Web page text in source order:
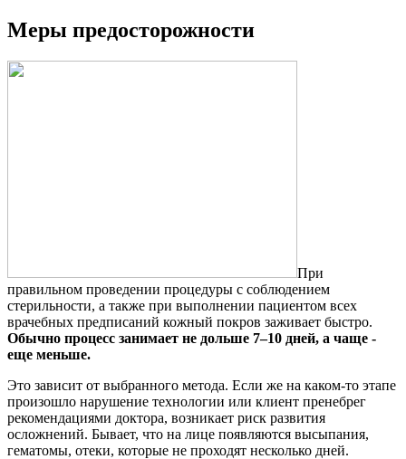
Меры предосторожности
При
правильном проведении процедуры с соблюдением
стерильности, а также при выполнении пациентом всех
врачебных предписаний кожный покров заживает быстро.
Обычно процесс занимает не дольше 7–10 дней, а чаще -
еще меньше.
Это зависит от выбранного метода. Если же на каком-то этапе
произошло нарушение технологии или клиент пренебрег
рекомендациями доктора, возникает риск развития
осложнений. Бывает, что на лице появляются высыпания,
гематомы, отеки, которые не проходят несколько дней.